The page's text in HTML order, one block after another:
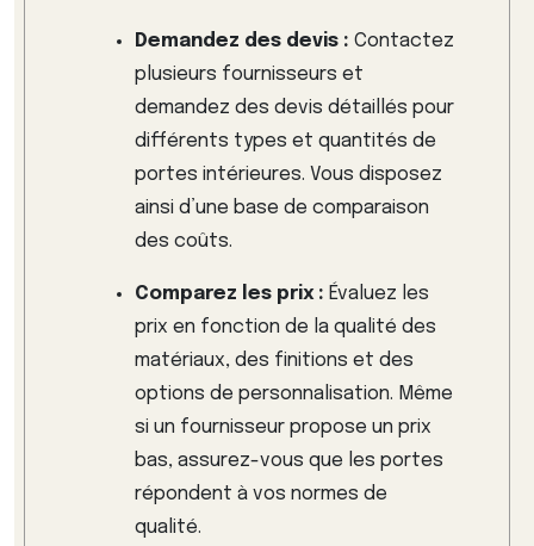
Demandez des devis : Contactez
plusieurs fournisseurs et
demandez des devis détaillés pour
différents types et quantités de
portes intérieures. Vous disposez
ainsi d’une base de comparaison
des coûts.
Comparez les prix : Évaluez les
prix en fonction de la qualité des
matériaux, des finitions et des
options de personnalisation. Même
si un fournisseur propose un prix
bas, assurez-vous que les portes
répondent à vos normes de
qualité.